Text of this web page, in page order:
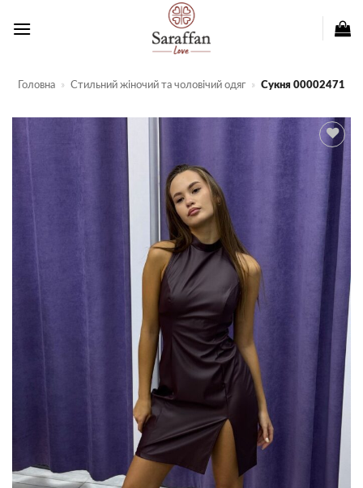
Головна » Стильний жіночий та чоловічий одяг » Сукня 00002471